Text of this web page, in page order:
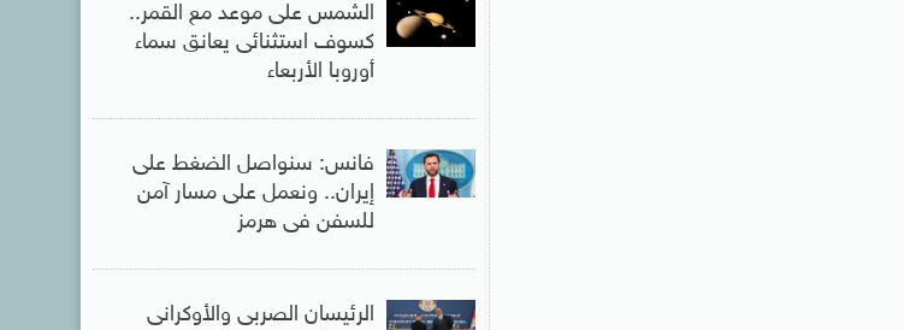
الشمس على موعد مع القمر..
كسوف استثنائى يعانق سماء
أوروبا الأربعاء
فانس: سنواصل الضغط على
إيران.. ونعمل على مسار آمن
للسفن فى هرمز
الرئيسان الصربى والأوكرانى